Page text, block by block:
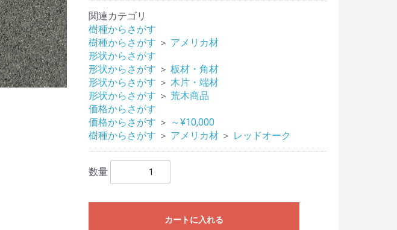
関連カテゴリ
樹種からさがす
樹種からさがす ＞ アメリカ材
形状からさがす
形状からさがす ＞ 板材・角材
形状からさがす ＞ 木片・端材
形状からさがす ＞ 荒木商品
価格からさがす
価格からさがす ＞ ～¥10,000
樹種からさがす ＞ アメリカ材 ＞ レッドオーク
数量
カートに入れる